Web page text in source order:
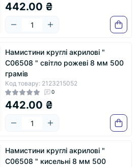
442.00 ₴
Намистини круглі акрилові "
С06508 " світло рожеві 8 мм 500
грамів
Код товару: 2123215052
0
442.00 ₴
Намистини круглі акрилові "
С06508 " кисельні 8 мм 500